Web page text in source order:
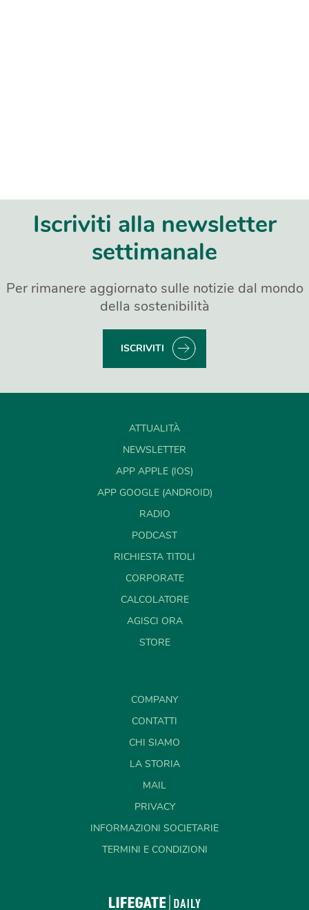
Iscriviti alla newsletter
settimanale
Per rimanere aggiornato sulle notizie dal mondo
della sostenibilità
ISCRIVITI
ATTUALITÀ
NEWSLETTER
APP APPLE (IOS)
APP GOOGLE (ANDROID)
RADIO
PODCAST
RICHIESTA TITOLI
CORPORATE
CALCOLATORE
AGISCI ORA
STORE
COMPANY
CONTATTI
CHI SIAMO
LA STORIA
MAIL
PRIVACY
INFORMAZIONI SOCIETARIE
TERMINI E CONDIZIONI